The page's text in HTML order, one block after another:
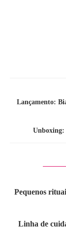
Lançamento:
Unboxing:
Pequenos
Linha de